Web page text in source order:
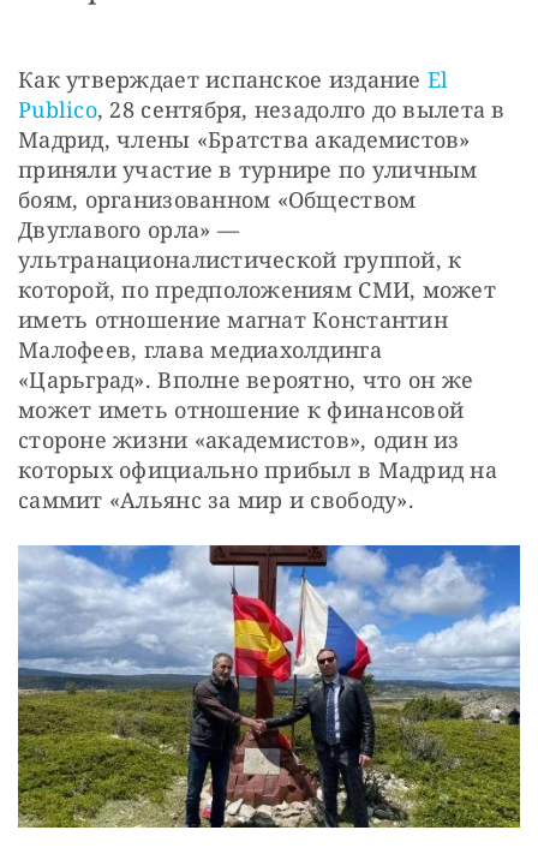
Как утверждает испанское издание El
Publico, 28 сентября, незадолго до вылета в
Мадрид, члены «Братства академистов»
приняли участие в турнире по уличным
боям, организованном «Обществом
Двуглавого орла» —
ультранационалистической группой, к
которой, по предположениям СМИ, может
иметь отношение магнат Константин
Малофеев, глава медиахолдинга
«Царьград». Вполне вероятно, что он же
может иметь отношение к финансовой
стороне жизни «академистов», один из
которых официально прибыл в Мадрид на
саммит «Альянс за мир и свободу».